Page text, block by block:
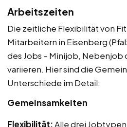
Arbeitszeiten
Die zeitliche Flexibilität von
Mitarbeitern in Eisenberg
des Jobs – Minijob,
variieren. Hier sind die
Unterschiede im Detail:
Gemeinsamkeiten
Flexibilität:Alle drei